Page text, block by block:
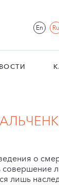
En Ru
о
лишь